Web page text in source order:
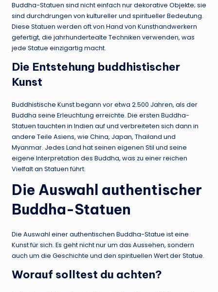
Buddha-Statuen sind nicht einfach nur dekorative Objekte; sie
sind durchdrungen von kultureller und spiritueller Bedeutung.
Diese Statuen werden oft von Hand von Kunsthandwerkern
gefertigt, die jahrhundertealte Techniken verwenden, was
jede Statue einzigartig macht.
Die Entstehung buddhistischer
Kunst
Buddhistische Kunst begann vor etwa 2.500 Jahren, als der
Buddha seine Erleuchtung erreichte. Die ersten Buddha-
Statuen tauchten in Indien auf und verbreiteten sich dann in
andere Teile Asiens, wie China, Japan, Thailand und
Myanmar. Jedes Land hat seinen eigenen Stil und seine
eigene Interpretation des Buddha, was zu einer reichen
Vielfalt an Statuen führt.
Die Auswahl authentischer
Buddha-Statuen
Die Auswahl einer authentischen Buddha-Statue ist eine
Kunst für sich. Es geht nicht nur um das Aussehen, sondern
auch um die Geschichte und den spirituellen Wert der Statue.
Worauf solltest du achten?